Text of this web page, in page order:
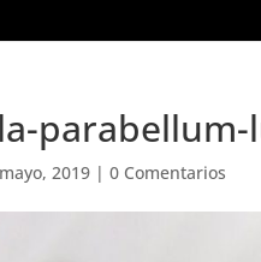
parabellum-
2019 |0 Comentarios